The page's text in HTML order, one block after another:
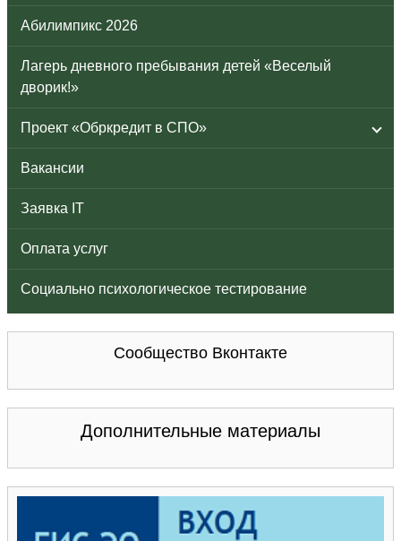
Абилимпикс 2026
Лагерь дневного пребывания детей «Веселый
дворик!»
Проект «Обркредит в СПО»
Вакансии
Заявка IT
Оплата услуг
Социально психологическое тестирование
Сообщество Вконтакте
Дополнительные материалы